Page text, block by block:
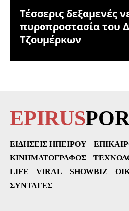
Τέσσερις δεξαμενές
πυροπροστασία του
Τζουμέρκων
EPIRUS
ΕΙΔΉΣΕΙΣ ΗΠΕΊΡΟΥ
ΚΙΝΗΜΑΤΟΓΡΆΦΟΣ
LIFE
VIRAL SHOWBIZ
ΣΥΝΤΑΓΈΣ